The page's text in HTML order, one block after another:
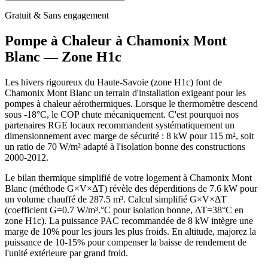
Gratuit & Sans engagement
Pompe à Chaleur à Chamonix Mont
Blanc — Zone H1c
Les hivers rigoureux du Haute-Savoie (zone H1c) font de
Chamonix Mont Blanc un terrain d'installation exigeant pour les
pompes à chaleur aérothermiques. Lorsque le thermomètre descend
sous -18°C, le COP chute mécaniquement. C'est pourquoi nos
partenaires RGE locaux recommandent systématiquement un
dimensionnement avec marge de sécurité : 8 kW pour 115 m², soit
un ratio de 70 W/m² adapté à l'isolation bonne des constructions
2000-2012.
Le bilan thermique simplifié de votre logement à Chamonix Mont
Blanc (méthode G×V×ΔT) révèle des déperditions de 7.6 kW pour
un volume chauffé de 287.5 m³. Calcul simplifié G×V×ΔT
(coefficient G=0.7 W/m³.°C pour isolation bonne, ΔT=38°C en
zone H1c). La puissance PAC recommandée de 8 kW intègre une
marge de 10% pour les jours les plus froids. En altitude, majorez la
puissance de 10-15% pour compenser la baisse de rendement de
l'unité extérieure par grand froid.